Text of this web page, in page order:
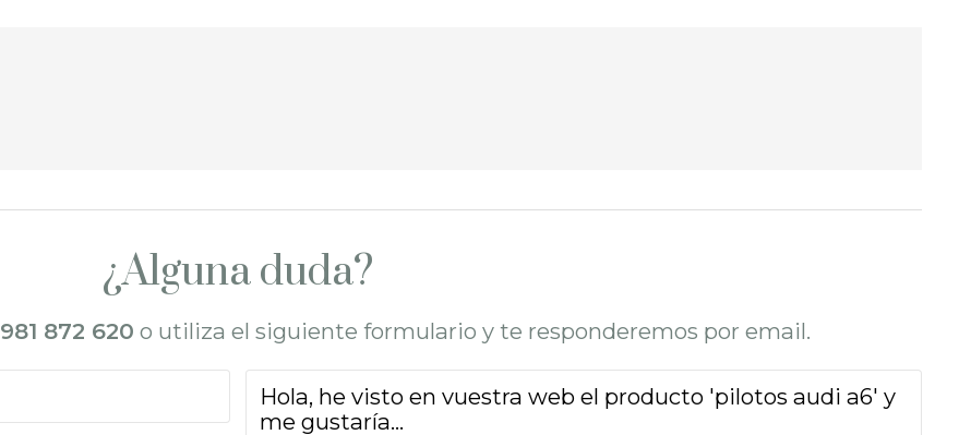
¿Alguna duda?
981 872 620 o utiliza el siguiente formulario y te responderemos por email.